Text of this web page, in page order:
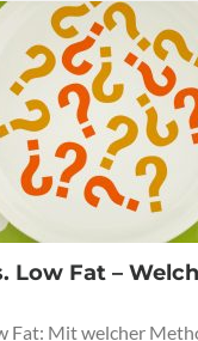
Low Fat –
Fat: Mit welcher